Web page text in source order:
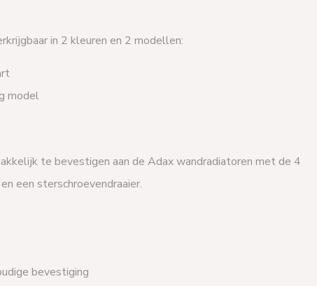
in 2 kleuren en 2 modellen:
model
te bevestigen aan de Adax wandradiatoren met de 4
een sterschroevendraaier.
bevestiging